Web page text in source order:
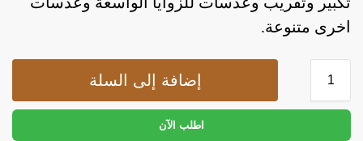
أدوات منزلية
اخرى متنوعة.
إضافة إلى السلة
اطلب الآن